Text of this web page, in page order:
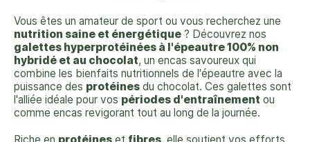
Vous êtes un amateur de sport ou vous recherchez une
nutrition saine et énergétique ? Découvrez nos
galettes hyperprotéinées à l'épeautre 100% non
hybridé et au chocolat, un encas savoureux qui
combine les bienfaits nutritionnels de l'épeautre avec la
puissance des protéines du chocolat. Ces galettes sont
l'alliée idéale pour vos périodes d'entraînement ou
comme encas revigorant tout au long de la journée.